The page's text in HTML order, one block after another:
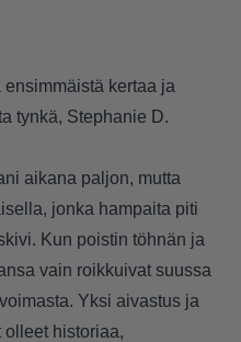
kertaa ja
tynkä, Stephanie D.
aikana paljon, mutta
jonka hampaita piti
Kun poistin töhnän ja
vain roikkuivat suussa
Yksi aivastus ja
olleet historiaa,